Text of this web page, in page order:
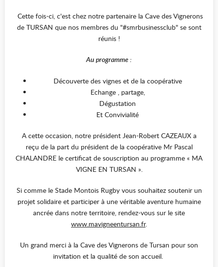
Cette fois-ci, c'est chez notre partenaire la Cave des Vignerons
de TURSAN que nos membres du "#smrbusinessclub" se sont
réunis !
Au programme :
Découverte des vignes et de la coopérative
Echange , partage,
Dégustation
Et Convivialité
A cette occasion, notre président Jean-Robert CAZEAUX a
reçu de la part du président de la coopérative Mr Pascal
CHALANDRE le certificat de souscription au programme « MA
VIGNE EN TURSAN ».
Si comme le Stade Montois Rugby vous souhaitez soutenir un
projet solidaire et participer à une véritable aventure humaine
ancrée dans notre territoire, rendez-vous sur le site
www.mavigneentursan.fr.
Un grand merci à la Cave des Vignerons de Tursan pour son
invitation et la qualité de son accueil.